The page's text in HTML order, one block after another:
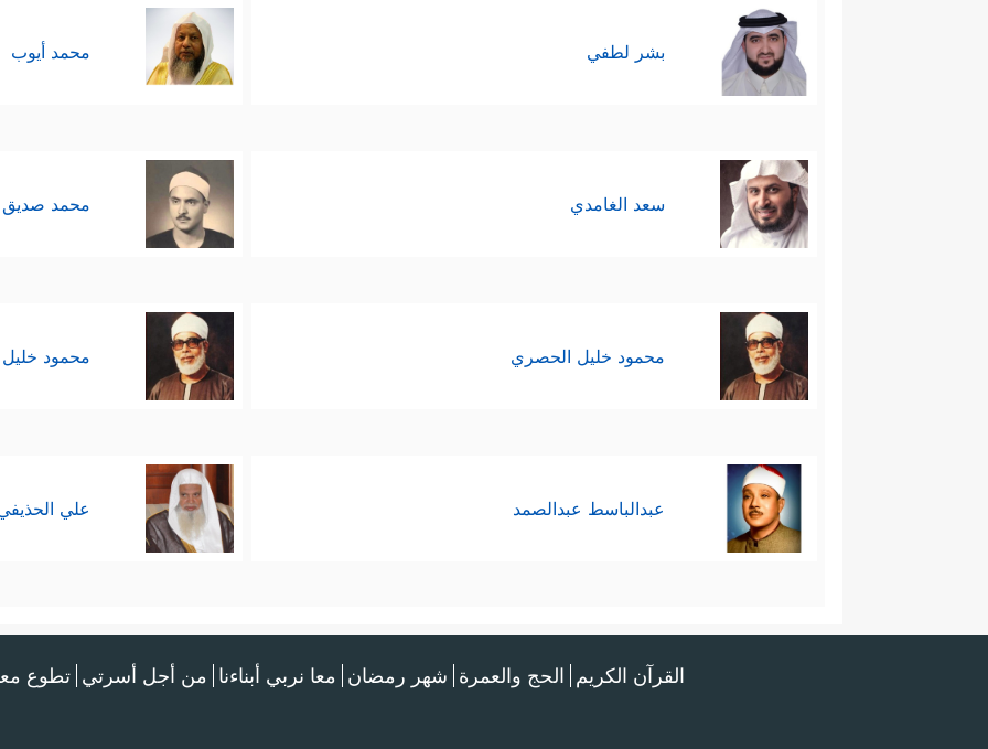
بشر لطفي محمد أيوب
سعد الغامدي محمد صديق
محمود خليل الحصري محمود
عبدالباسط عبدالصمد علي
القرآن الكريم الحج والعمرة شهر رمضان معا نربي أبناءنا من أجل أسرتي تطوع